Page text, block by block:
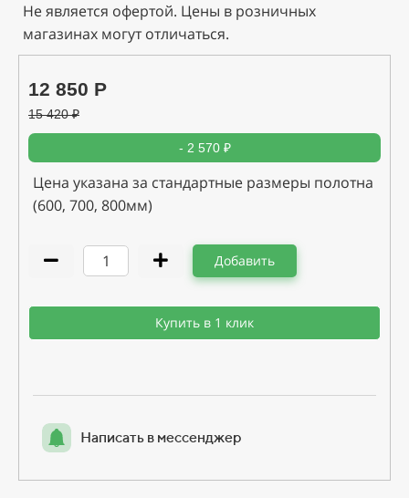
Не является офертой. Цены в розничных
магазинах могут отличаться.
12 850 Р
15 420₽
- 2 570 ₽
Цена указана за стандартные размеры полотна
(600, 700, 800мм)
Добавить
Купить в 1 клик
Написать в мессенджер